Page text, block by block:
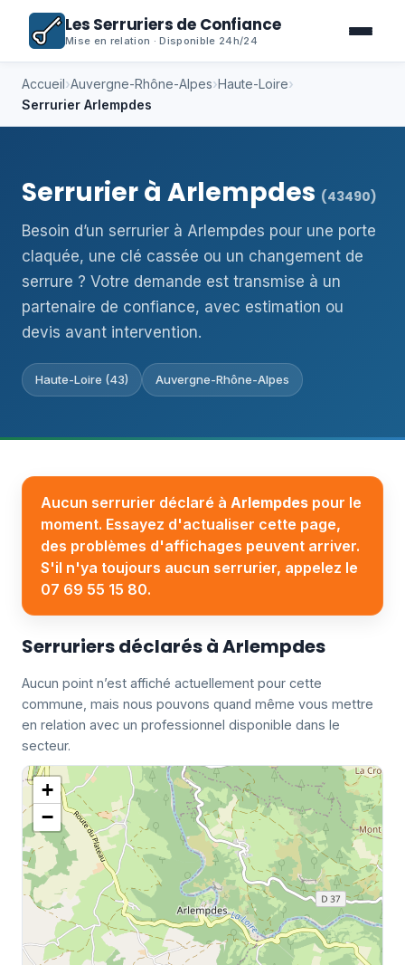
Les Serruriers de Confiance
Mise en relation · Disponible 24h/24
Accueil›Auvergne-Rhône-Alpes›Haute-Loire›
Serrurier Arlempdes
Serrurier à Arlempdes (43490)
Besoin d’un serrurier à Arlempdes pour une porte
claquée, une clé cassée ou un changement de
serrure ? Votre demande est transmise à un
partenaire de confiance, avec estimation ou
devis avant intervention.
Haute-Loire (43) Auvergne-Rhône-Alpes
Aucun serrurier déclaré à Arlempdes pour le
moment. Essayez d'actualiser cette page,
des problèmes d'affichages peuvent arriver.
S'il n'ya toujours aucun serrurier, appelez le
07 69 55 15 80.
Serruriers déclarés à Arlempdes
Aucun point n’est affiché actuellement pour cette
commune, mais nous pouvons quand même vous mettre
en relation avec un professionnel disponible dans le
secteur.
+
−